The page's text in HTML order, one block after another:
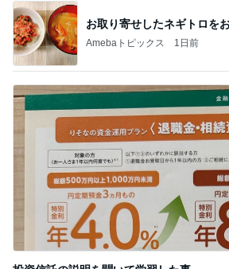
お取り寄せしたネギトロを
Amebaトピックス 1日前